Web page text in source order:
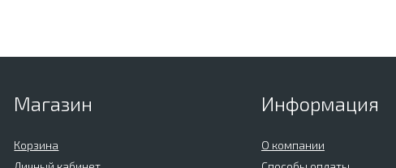
Магазин
Корзина
Информация
О компании